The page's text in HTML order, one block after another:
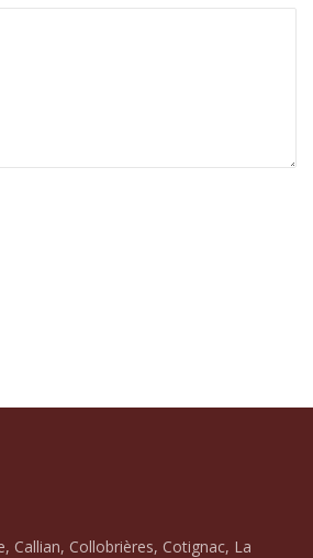
Callian, Collobrières, Cotignac, La